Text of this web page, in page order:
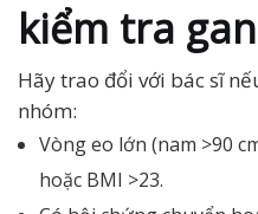
kiểm tra gan
Hãy trao đổi với bác sĩ
nhóm:
Vòng eo lớn (nam >90
hoặc BMI >23.